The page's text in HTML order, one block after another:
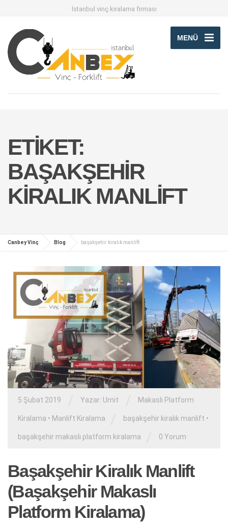
İstanbul vinç kiralama firması
MENÜ
ETIKET:
BAŞAKŞEHIR
KIRALIK MANLIFT
Canbey Vinç Blog başakşehir kiralık manlift
5 Şubat 2019 Yazar: Umit Makaslı Platform
Kiralama • Manlift Kiralama başakşehir kiralık manlift •
başakşehir makaslı platform kiralama 0 Yorum
Başakşehir Kiralık Manlift
(Başakşehir Makaslı
Platform Kiralama)